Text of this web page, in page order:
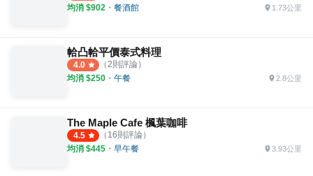
均消 $902 ・ 餐酒館 1.73公里
帢凸帢平價泰式料理
4.0 （2則評論）
均消 $250 ・ 午餐 2.8公里
The Maple Cafe 楓葉咖啡
4.5 （ 16則評論）
均消 $445 ・ 早午餐 3.93公里